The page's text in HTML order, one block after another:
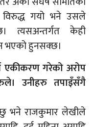
गयो भने उसले
त्यसअन्तर्गत केही
भएको हुनसक्छ।
एकीकरण गरेको अरोप
उनीहरु तपाइँसँगै
भने राजकुमार लेखीले